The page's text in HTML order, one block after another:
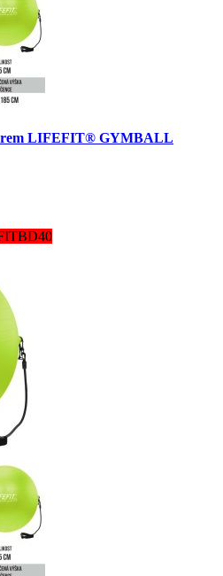
LIFEFIT® GYMBALL